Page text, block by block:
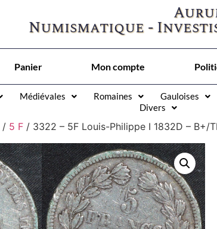
Numismatique -
Panier Mon compte
Médiévales Romaines Gauloises
Divers
/ 5 F / 3322 – 5F Louis-Philippe I 1832D – B+/